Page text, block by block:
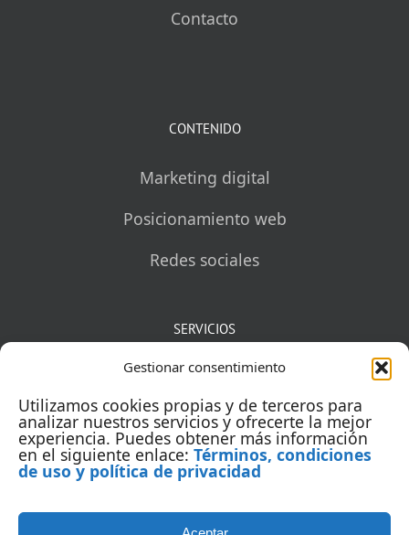
Gestionar consentimiento
Utilizamos cookies propias y de terceros para
analizar nuestros servicios y ofrecerte la mejor
experiencia. Puedes obtener más información
en el siguiente enlace: Términos, condiciones
de uso y política de privacidad
Contacto
CONTENIDO
Marketing digital
Posicionamiento web
Redes sociales
SERVICIOS
Mentorías
Auditorías
Capacitación